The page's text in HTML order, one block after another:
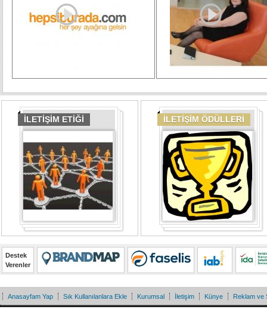
İLETİŞİM ETİĞİ İLETİŞİM ÖDÜLLERİ
Destek
Verenler
Anasayfam Yap Sık Kullanılanlara Ekle Kurumsal İletişim Künye Reklam ve